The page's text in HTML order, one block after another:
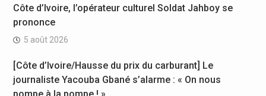
Côte d’Ivoire, l’opérateur culturel Soldat Jahboy se
prononce
5 août 2026
[Côte d’Ivoire/Hausse du prix du carburant] Le
journaliste Yacouba Gbané s’alarme : « On nous